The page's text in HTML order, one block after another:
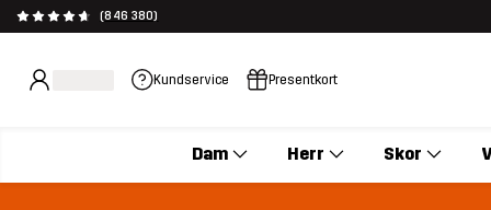
(846 380)
Kundservice Presentkort
Dam Herr Skor